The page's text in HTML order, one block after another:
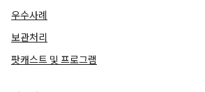
우수사례
보관처리
팟캐스트 및 프로그램